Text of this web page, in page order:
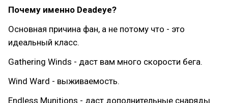
Почему именно Deadeye?
Основная причина фан, а не потому что - это
идеальный класс.
Gathering Winds - даст вам много скорости бега.
Wind Ward - выживаемость.
Endless Munitions - даст дополнительные снаряды